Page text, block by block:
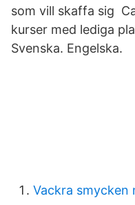
som vill skaffa sig
kurser med lediga
Svenska. Engelska.
Vackra smycken